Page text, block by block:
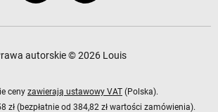
autorskie © 2026 Louis
ceny zawierają ustawowy VAT (Polska).
zł (bezpłatnie od 384,82 zł wartości zamówienia).